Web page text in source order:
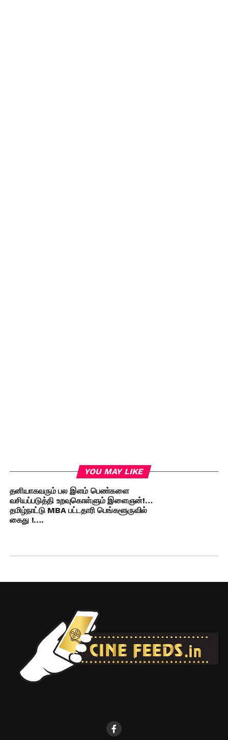
YOU MAY LIKE
தனியாகவரும் பல இளம் பெண்களை
வசியப்படுத்தி உறவுகொள்ளும் இளைஞன்!…
தமிழ்நாட்டு MBA பட்டதாரி பெங்களூருவில்
கைது !….